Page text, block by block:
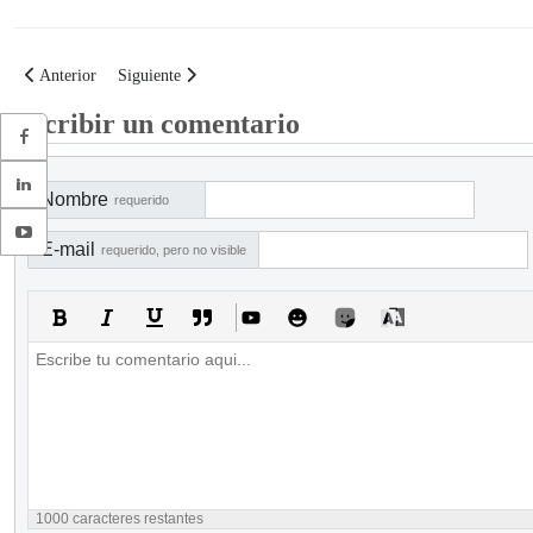
Artículo anterior: Checklist para revisar la gestión de cumplimiento en las
Anterior Artículo siguiente: Checklist para evaluar al auditor externo
Siguiente
Escribir un comentario
Nombre requerido
E-mail requerido, pero no visible
1000 caracteres restantes